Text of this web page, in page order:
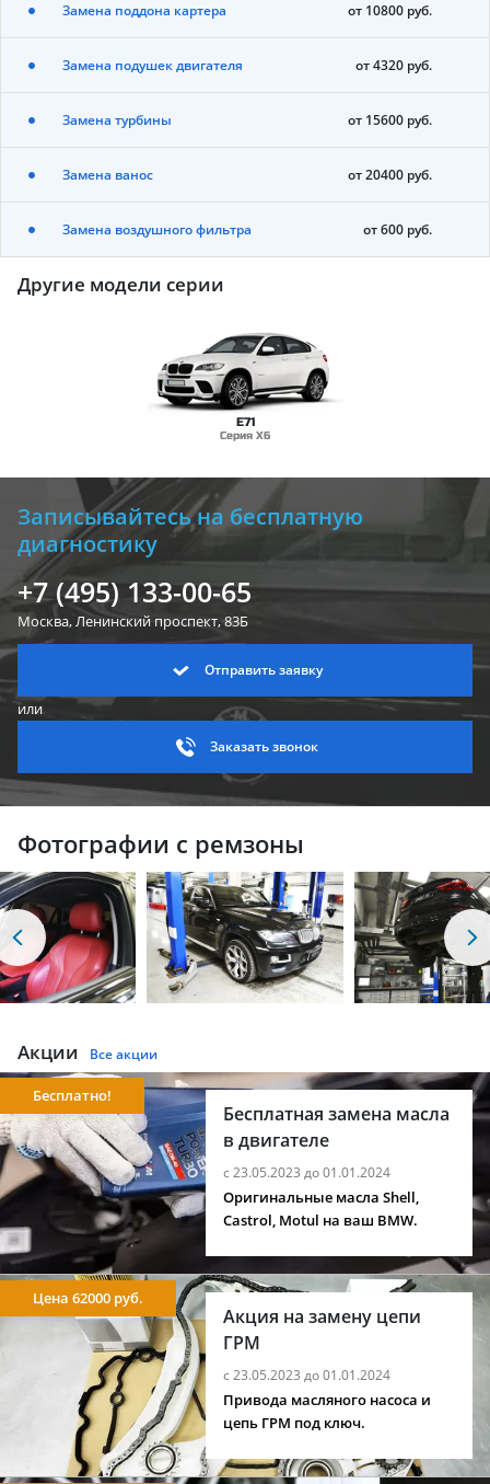
Замена поддона картера от 10800 руб.
Замена подушек двигателя от 4320 руб.
Замена турбины от 15600 руб.
Замена ванос от 20400 руб.
Замена воздушного фильтра от 600 руб.
Другие модели серии
E71
Серия X6
Записывайтесь на бесплатную
диагностику
+7 (495) 133-00-65
Москва, Ленинскийпроспект, 83Б
Отправить заявку
или
Заказать звонок
Фотографии с ремзоны
Акции Все акции
Бесплатная замена масла
в двигателе
с 23.05.2023 до 01.01.2024
Бесплатно!
Оригинальные масла Shell,
Castrol, Motul на ваш BMW.
Акция на замену цепи
ГРМ
с 23.05.2023 до 01.01.2024
Цена 62000 руб.
Привода масляного насоса и
цепь ГРМ под ключ.